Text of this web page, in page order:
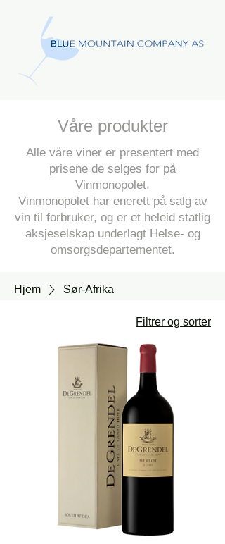
Våre produkter
Alle våre viner er presentert med
prisene de selges for på
Vinmonopolet.
Vinmonopolet har enerett på salg av
vin til forbruker, og er et heleid statlig
aksjeselskap underlagt Helse- og
omsorgsdepartementet.
Hjem Sør-Afrika
Filtrer og sorter